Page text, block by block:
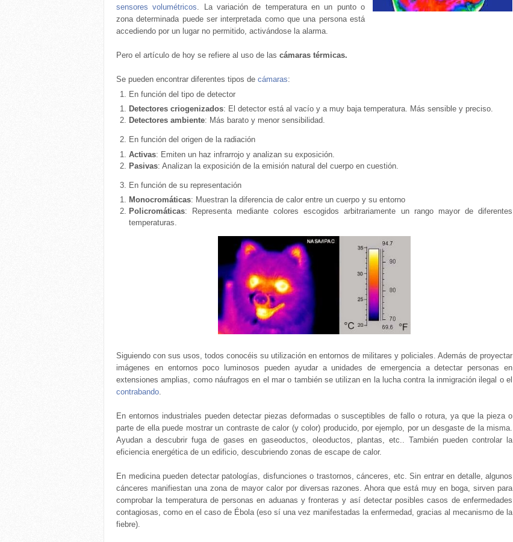
sensores volumétricos. La variación de temperatura en un punto o
zona determinada puede ser interpretada como que una persona está
accediendo por un lugar no permitido, activándose la alarma.
Pero el artículo de hoy se refiere al uso de las cámaras térmicas.
Se pueden encontrar diferentes tipos de cámaras:
En función del tipo de detector
Detectores criogenizados: El detector está al vacío y a muy baja temperatura. Más sensible y preciso.
Detectores ambiente: Más barato y menor sensibilidad.
En función del origen de la radiación
Activas: Emiten un haz infrarrojo y analizan su exposición.
Pasivas: Analizan la exposición de la emisión natural del cuerpo en cuestión.
En función de su representación
Monocromáticas: Muestran la diferencia de calor entre un cuerpo y su entorno
Policromáticas: Representa mediante colores escogidos arbitrariamente un rango mayor de diferentes
temperaturas.
Siguiendo con sus usos, todos conocéis su utilización en entornos de militares y policiales. Además de proyectar
imágenes en entornos poco luminosos pueden ayudar a unidades de emergencia a detectar personas en
extensiones amplias, como náufragos en el mar o también se utilizan en la lucha contra la inmigración ilegal o el
contrabando
En entornos industriales pueden detectar piezas deformadas o susceptibles de fallo o rotura, ya que la pieza o
parte de ella puede mostrar un contraste de calor (y color) producido, por ejemplo, por un desgaste de la misma.
Ayudan a descubrir fuga de gases en gaseoductos, oleoductos, plantas, etc.. También pueden controlar la
eficiencia energética de un edificio, descubriendo zonas de escape de calor.
En medicina pueden detectar patologías, disfunciones o trastornos, cánceres, etc. Sin entrar en detalle, algunos
cánceres manifiestan una zona de mayor calor por diversas razones. Ahora que está muy en boga, sirven para
comprobar la temperatura de personas en aduanas y fronteras y así detectar posibles casos de enfermedades
contagiosas, como en el caso de Ébola (eso sí una vez manifestadas la enfermedad, gracias al mecanismo de la
fiebre).